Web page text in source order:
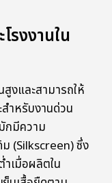
รงงานใน
งและสามารถให้
ำหรับงานด่วน
กมีความ
(Silkscreen) ซึ่ง
เมื่อผลิตใน